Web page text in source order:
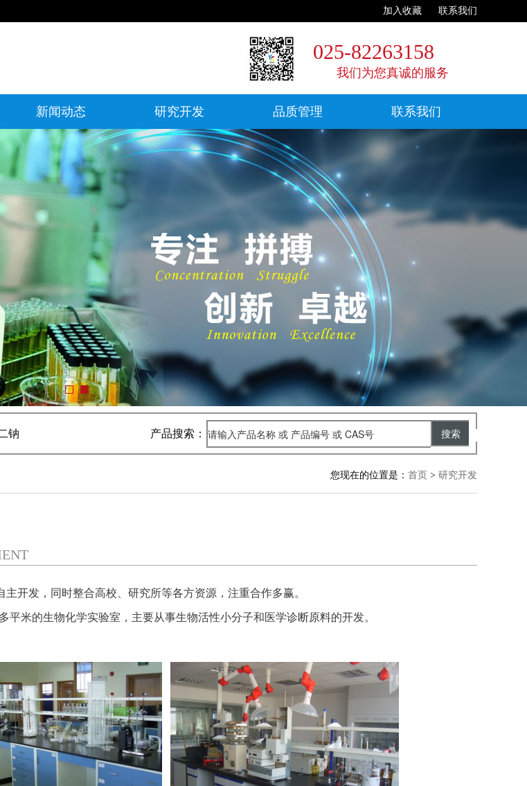
联系我们
加入收藏
025-82263158
我们为您真诚的服务
新闻动态 研究开发 品质管理 联系我们
钠 产品搜索：
您现在的位置是： 首页 > 研究开发
开发，同时整合高校、研究所等各方资源，注重合作多赢。
多平米的生物化学实验室，主要从事生物活性小分子和医学诊断原料的开发。